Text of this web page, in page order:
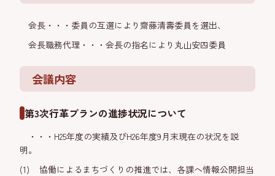
会長・・・委員の互選により齋藤清壽委員を選出、
会長職務代理・・・会長の指名により丸山安四委員
会議内容
第3次行革プランの進捗状況について
・・・H25年度の実績及びH26年度9月末現在の状況を説
明。
(1) 協働によるまちづくりの推進では、各課へ情報公開担当